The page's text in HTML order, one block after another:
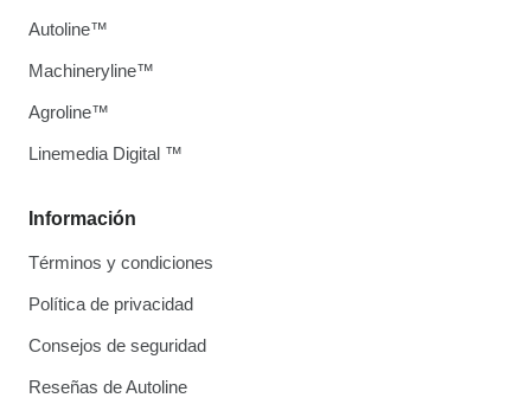
Información
Términos y condiciones
Política de privacidad
Consejos de seguridad
Reseñas de Autoline
Autoline™
Machineryline™
Agroline™
Linemedia Digital ™